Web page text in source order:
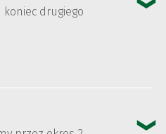
drugiego